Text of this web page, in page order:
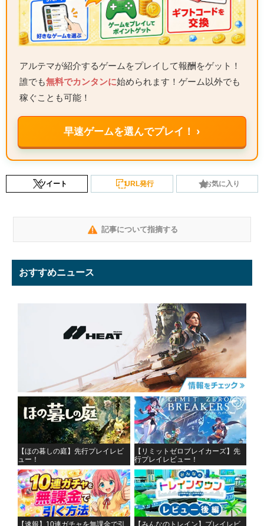
アルテマが紹介するゲームをプレイして報酬をゲット！
誰でも無料でカンタンに始められます！ゲーム以外でも
稼ぐことも可能！
早速ゲームを選んでプレイ！ ›
ツイート URL発行 お気に入り
記事について指摘する
おすすめニュース
【ほの暮しの庭】先行プレイレビ
ュー！
【リミットゼロブレイカーズ】先
行プレイレビュー！
【速報】10連ガチャを無課金で引 【みんなのトレイン】プレイレビ